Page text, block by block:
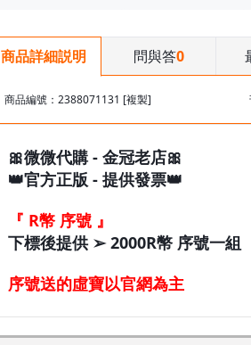
商品詳細説明 問與答0
商品編號：2388071131 [複製]
🎀微微代購 - 金冠老店🎀
👑官方正版 - 提供發票👑
『 R幣 序號 』
下標後提供 ➢ 2000R幣 序號一組
序號送的虛寶以官網為主